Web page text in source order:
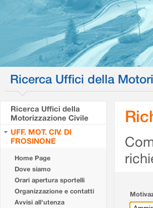
Ricerca Uffici della
Ricerca Uffici della
Motorizzazione Civile
UFF. MOT. CIV. DI
FROSINONE
Home Page
Dove siamo
Orari apertura sportelli
Organizzazione e contatti
Avvisi all'utenza